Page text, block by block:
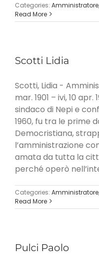
Categories: Amministratore,
Read More
Scotti Lidia
Scotti, Lidia -
mar. 1901 – ivi, 10
sindaco di Nepi e
1960, fu tra le prime
Democristiana,
l’amministrazione
amata da tutta la
perché operò
Categories: Amministratore,
Read More
Pulci Paolo